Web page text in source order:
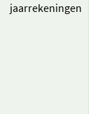
jaarrekeningen